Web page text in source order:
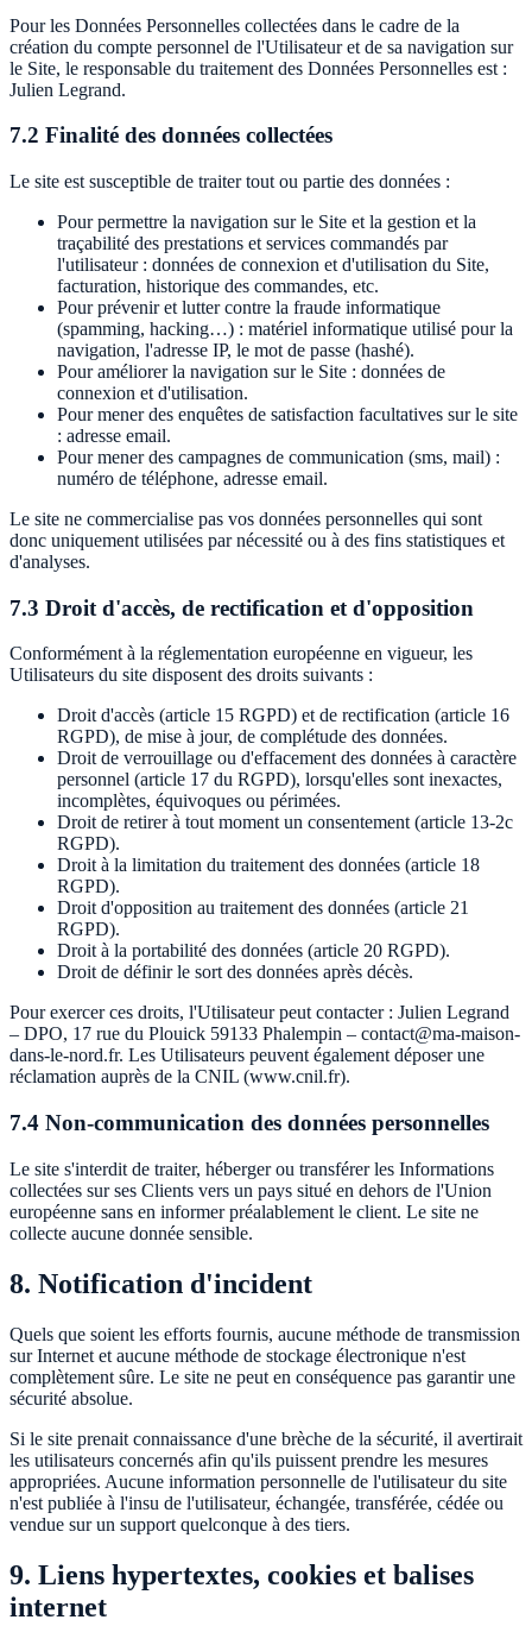
Pour les Données Personnelles collectées dans le cadre de la
création du compte personnel de l'Utilisateur et de sa navigation sur
le Site, le responsable du traitement des Données Personnelles est :
Julien Legrand.
7.2 Finalité des données collectées
Le site est susceptible de traiter tout ou partie des données :
Pour permettre la navigation sur le Site et la gestion et la
traçabilité des prestations et services commandés par
l'utilisateur : données de connexion et d'utilisation du Site,
facturation, historique des commandes, etc.
Pour prévenir et lutter contre la fraude informatique
(spamming, hacking…) : matériel informatique utilisé pour la
navigation, l'adresse IP, le mot de passe (hashé).
Pour améliorer la navigation sur le Site : données de
connexion et d'utilisation.
Pour mener des enquêtes de satisfaction facultatives sur le site
: adresse email.
Pour mener des campagnes de communication (sms, mail) :
numéro de téléphone, adresse email.
Le site ne commercialise pas vos données personnelles qui sont
donc uniquement utilisées par nécessité ou à des fins statistiques et
d'analyses.
7.3 Droit d'accès, de rectification et d'opposition
Conformément à la réglementation européenne en vigueur, les
Utilisateurs du site disposent des droits suivants :
Droit d'accès (article 15 RGPD) et de rectification (article 16
RGPD), de mise à jour, de complétude des données.
Droit de verrouillage ou d'effacement des données à caractère
personnel (article 17 du RGPD), lorsqu'elles sont inexactes,
incomplètes, équivoques ou périmées.
Droit de retirer à tout moment un consentement (article 13-2c
RGPD).
Droit à la limitation du traitement des données (article 18
RGPD).
Droit d'opposition au traitement des données (article 21
RGPD).
Droit à la portabilité des données (article 20 RGPD).
Droit de définir le sort des données après décès.
Pour exercer ces droits, l'Utilisateur peut contacter : Julien Legrand
– DPO, 17 rue du Plouick 59133 Phalempin – contact@ma-maison-
dans-le-nord.fr. Les Utilisateurs peuvent également déposer une
réclamation auprès de la CNIL (www.cnil.fr).
7.4 Non-communication des données personnelles
Le site s'interdit de traiter, héberger ou transférer les Informations
collectées sur ses Clients vers un pays situé en dehors de l'Union
européenne sans en informer préalablement le client. Le site ne
collecte aucune donnée sensible.
8. Notification d'incident
Quels que soient les efforts fournis, aucune méthode de transmission
sur Internet et aucune méthode de stockage électronique n'est
complètement sûre. Le site ne peut en conséquence pas garantir une
sécurité absolue.
Si le site prenait connaissance d'une brèche de la sécurité, il avertirait
les utilisateurs concernés afin qu'ils puissent prendre les mesures
appropriées. Aucune information personnelle de l'utilisateur du site
n'est publiée à l'insu de l'utilisateur, échangée, transférée, cédée ou
vendue sur un support quelconque à des tiers.
9. Liens hypertextes, cookies et balises
internet